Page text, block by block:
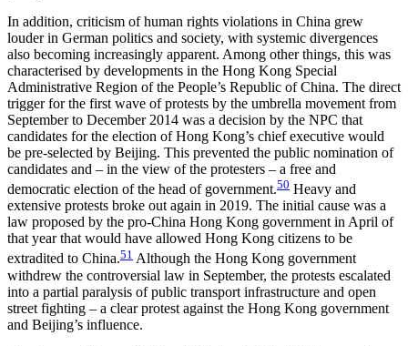
In addition, criticism of human rights violations in China grew
louder in German politics and society, with systemic divergences
also becoming increasingly apparent. Among other things, this was
characterised by developments in the Hong Kong Special
Administrative Region of the People’s Republic of China. The direct
trigger for the first wave of protests by the um­brella movement from
September to December 2014 was a decision by the NPC that
candidates for the elec­tion of Hong Kong’s chief executive would
be pre-selected by Beijing. This prevented the public nomi­nation of
candidates and – in the view of the pro­testers – a free and
democratic election of the head of government.50 Heavy and
extensive protests broke out again in 2019. The initial cause was a
law pro­posed by the pro-China Hong Kong government in April of
that year that would have allowed Hong Kong citizens to be
extradited to China.51 Although the Hong Kong government
withdrew the controversial law in September, the protests escalated
into a partial paralysis of public transport infrastructure and open
street fighting – a clear protest against the Hong Kong government
and Beijing’s influence.